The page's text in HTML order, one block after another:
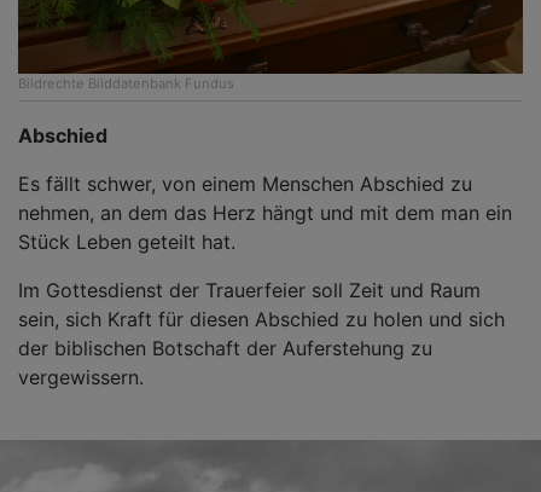
Bildrechte Bilddatenbank Fundus
Abschied
Es fällt schwer, von einem Menschen Abschied zu
nehmen, an dem das Herz hängt und mit dem man ein
Stück Leben geteilt hat.
Im Gottesdienst der Trauerfeier soll Zeit und Raum
sein, sich Kraft für diesen Abschied zu holen und sich
der biblischen Botschaft der Auferstehung zu
vergewissern.